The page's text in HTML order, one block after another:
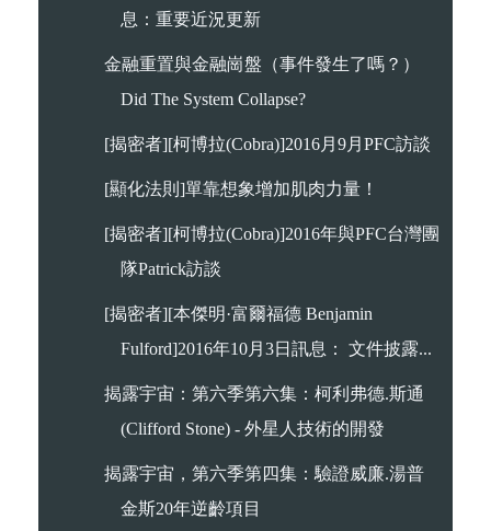
息：重要近況更新
金融重置與金融崗盤（事件發生了嗎？）
Did The System Collapse?
[揭密者][柯博拉(Cobra)]2016月9月PFC訪談
[顯化法則]單靠想象增加肌肉力量！
[揭密者][柯博拉(Cobra)]2016年與PFC台灣團
隊Patrick訪談
[揭密者][本傑明·富爾福德 Benjamin
Fulford]2016年10月3日訊息： 文件披露...
揭露宇宙：第六季第六集：柯利弗德.斯通
(Clifford Stone) - 外星人技術的開發
揭露宇宙，第六季第四集：驗證威廉.湯普
金斯20年逆齡項目